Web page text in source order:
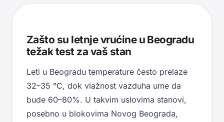
Zašto su letnje vrućine u Beogradu
težak test za vaš stan
Leti u Beogradu temperature često prelaze
32–35 °C, dok vlažnost vazduha ume da
bude 60–80%. U takvim uslovima stanovi,
posebno u blokovima Novog Beograda,